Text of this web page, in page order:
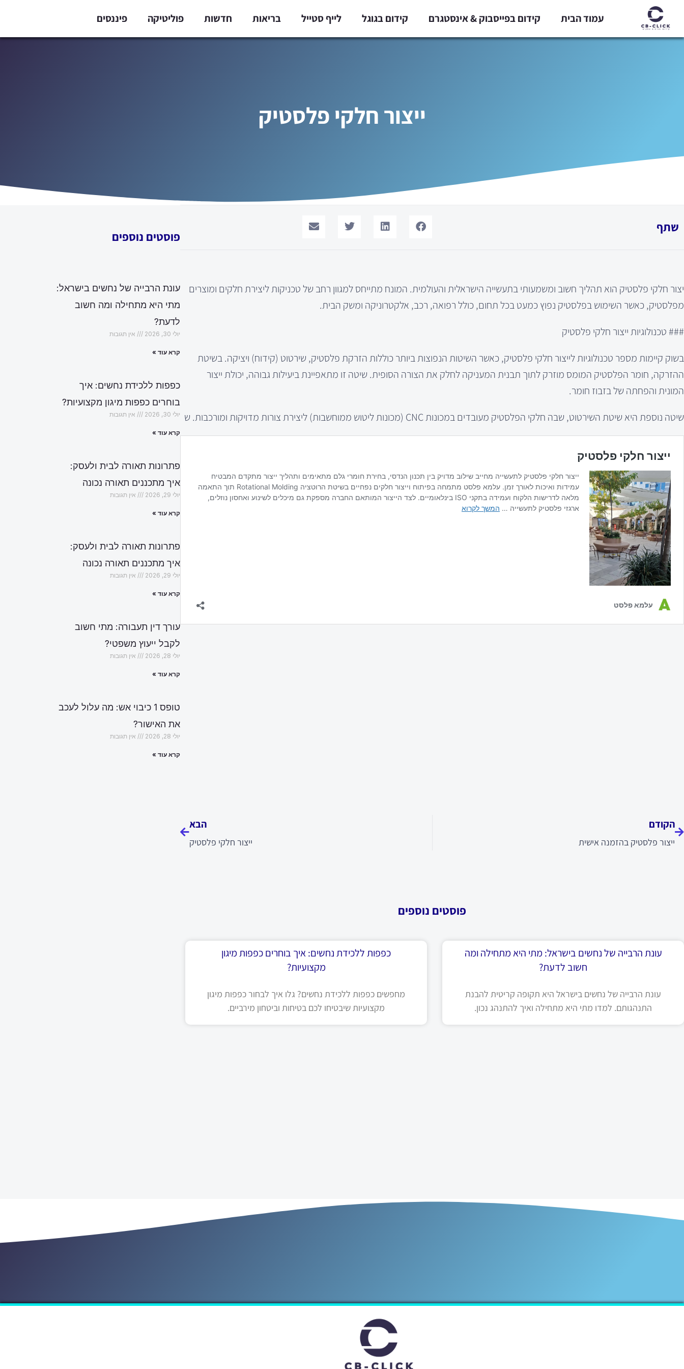
לתוכן
עמוד הבית קידום בפייסבוק & אינסטגרם קידום בגוגל לייף סטייל בריאות חדשות פוליטיקה פיננסים
ייצור חלקי פלסטיק
שתף
יצור חלקי פלסטיק הוא תהליך חשוב ומשמעותי בתעשייה הישראלית והעולמית. המונח מתייחס למגוון רחב של טכניקות ליצירת חלקים ומוצרים
מפלסטיק, כאשר השימוש בפלסטיק נפוץ כמעט בכל תחום, כולל רפואה, רכב, אלקטרוניקה ומשק הבית.
### טכנולוגיות ייצור חלקי פלסטיק
בשוק קיימות מספר טכנולוגיות לייצור חלקי פלסטיק, כאשר השיטות הנפוצות ביותר כוללות הזרקת פלסטיק, שירטוט (קידוח) ויציקה. בשיטת
ההזרקה, חומר הפלסטיק המומס מוזרק לתוך תבנית המעניקה לחלק את הצורה הסופית. שיטה זו מתאפיינת ביעילות גבוהה, יכולת ייצור
המונית והפחתה של בזבוז חומר.
שיטה נוספת היא שיטת השירטוט, שבה חלקי הפלסטיק מעובדים במכונות CNC (מכונות ליטוש ממוחשבות) ליצירת צורות מדויקות ומורכבות. ש
הקודם
ייצור פלסטיק בהזמנה אישית
הבא
ייצור חלקי פלסטיק
פוסטים נוספים
עונת הרבייה של נחשים בישראל: מתי היא מתחילה ומה
חשוב לדעת?
עונת הרבייה של נחשים בישראל היא תקופה קריטית להבנת
התנהגותם. למדו מתי היא מתחילה ואיך להתנהג נכון.
כפפות ללכידת נחשים: איך בוחרים כפפות מיגון
מקצועיות?
מחפשים כפפות ללכידת נחשים? גלו איך לבחור כפפות מיגון
מקצועיות שיבטיחו לכם בטיחות וביטחון מירביים.
פוסטים נוספים
עונת הרבייה של נחשים בישראל:
מתי היא מתחילה ומה חשוב
לדעת?
יולי 30, 2026 אין תגובות
קרא עוד »
כפפות ללכידת נחשים: איך
בוחרים כפפות מיגון מקצועיות?
יולי 30, 2026 אין תגובות
קרא עוד »
פתרונות תאורה לבית ולעסק:
איך מתכננים תאורה נכונה
יולי 29, 2026 אין תגובות
קרא עוד »
פתרונות תאורה לבית ולעסק:
איך מתכננים תאורה נכונה
יולי 29, 2026 אין תגובות
קרא עוד »
עורך דין תעבורה: מתי חשוב
לקבל ייעוץ משפטי?
יולי 28, 2026 אין תגובות
קרא עוד »
טופס 1 כיבוי אש: מה עלול לעכב
את האישור?
יולי 28, 2026 אין תגובות
קרא עוד »